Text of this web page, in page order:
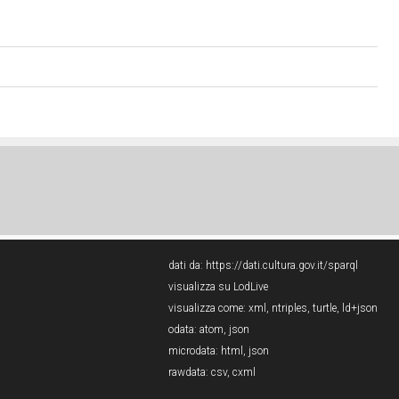
dati da: https://dati.cultura.gov.it/sparql
visualizza su LodLive
visualizza come: xml , ntriples, turtle, ld+json
odata: atom, json
microdata: html , json
rawdata: csv, cxml